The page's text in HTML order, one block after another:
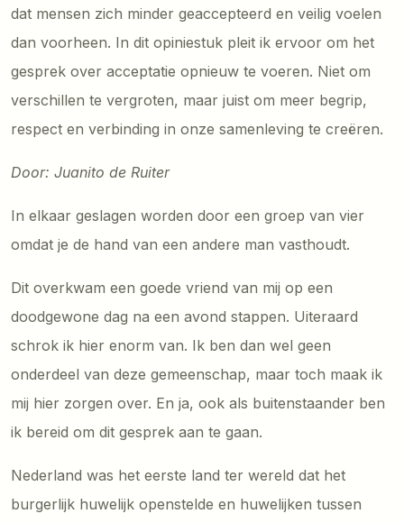
dat mensen zich minder geaccepteerd en veilig voelen
dan voorheen. In dit opiniestuk pleit ik ervoor om het
gesprek over acceptatie opnieuw te voeren. Niet om
verschillen te vergroten, maar juist om meer begrip,
respect en verbinding in onze samenleving te creëren.
Door: Juanito de Ruiter
In elkaar geslagen worden door een groep van vier
omdat je de hand van een andere man vasthoudt.
Dit overkwam een goede vriend van mij op een
doodgewone dag na een avond stappen. Uiteraard
schrok ik hier enorm van. Ik ben dan wel geen
onderdeel van deze gemeenschap, maar toch maak ik
mij hier zorgen over. En ja, ook als buitenstaander ben
ik bereid om dit gesprek aan te gaan.
Nederland was het eerste land ter wereld dat het
burgerlijk huwelijk openstelde en huwelijken tussen